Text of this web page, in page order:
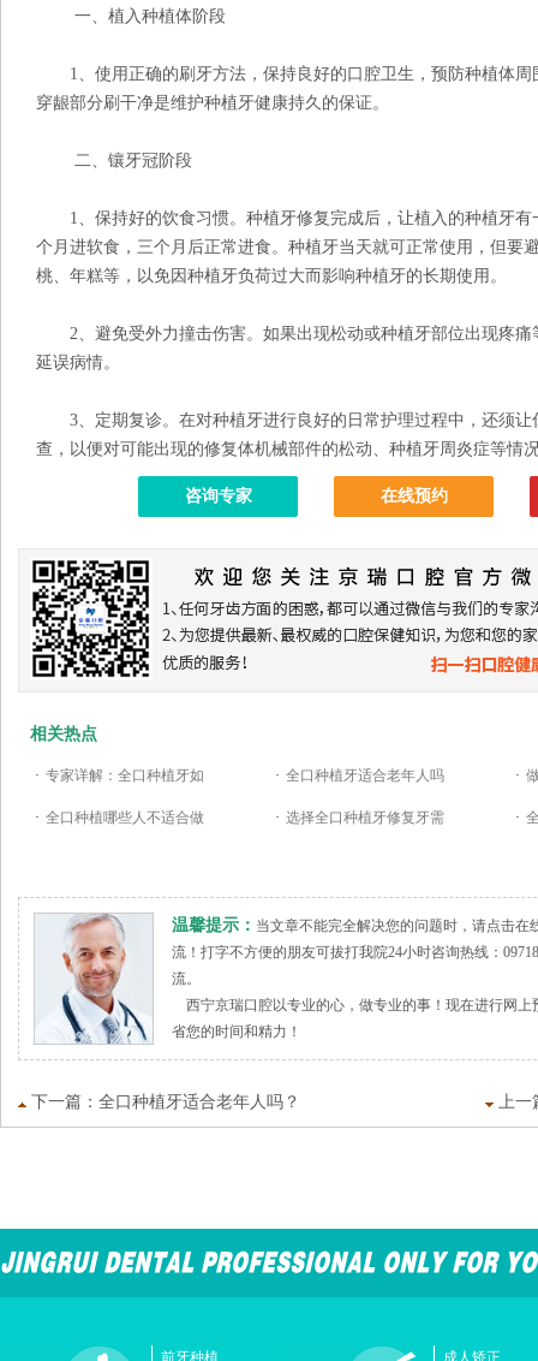
一、植入种植体阶段
1、使用正确的刷牙方法，保持良好的口腔卫生，预防种植体周
穿龈部分刷干净是维护种植牙健康持久的保证。
二、镶牙冠阶段
1、保持好的饮食习惯。种植牙修复完成后，让植入的种植牙有
个月进软食，三个月后正常进食。种植牙当天就可正常使用，但要
桃、年糕等，以免因种植牙负荷过大而影响种植牙的长期使用。
2、避免受外力撞击伤害。如果出现松动或种植牙部位出现疼痛
延误病情。
3、定期复诊。在对种植牙进行良好的日常护理过程中，还须让
查，以便对可能出现的修复体机械部件的松动、种植牙周炎症等情
咨询专家 在线预约
相关热点
· 专家详解：全口种植牙如 · 全口种植牙适合老年人吗 ·
· 全口种植哪些人不适合做 · 选择全口种植牙修复牙需 ·
温馨提示： 当文章不能完全解决您的问题时，请点击
流！打字不方便的朋友可拔打我院24小时咨询热线：
流。
西宁京瑞口腔以专业的心，做专业的事！现在进行网上
省您的时间和精力！
上一
下一篇： 全口种植牙适合老年人吗？
前牙种植 成人矫正